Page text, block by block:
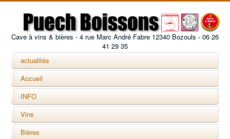
Cave à vins & bières - 4 rue Marc André Fabre 12340 Bozouls - 06 26
41 29 35
actualités
Accueil
INFO
Vins
Bières